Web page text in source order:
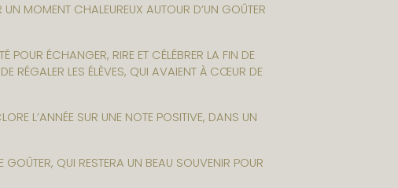
MOMENT CHALEUREUX AUTOUR D’UN GOÛTER
POUR ÉCHANGER, RIRE ET CÉLÉBRER LA FIN DE
RÉGALER LES ÉLÈVES, QUI AVAIENT À CŒUR DE
L’ANNÉE SUR UNE NOTE POSITIVE, DANS UN
QUI RESTERA UN BEAU SOUVENIR POUR